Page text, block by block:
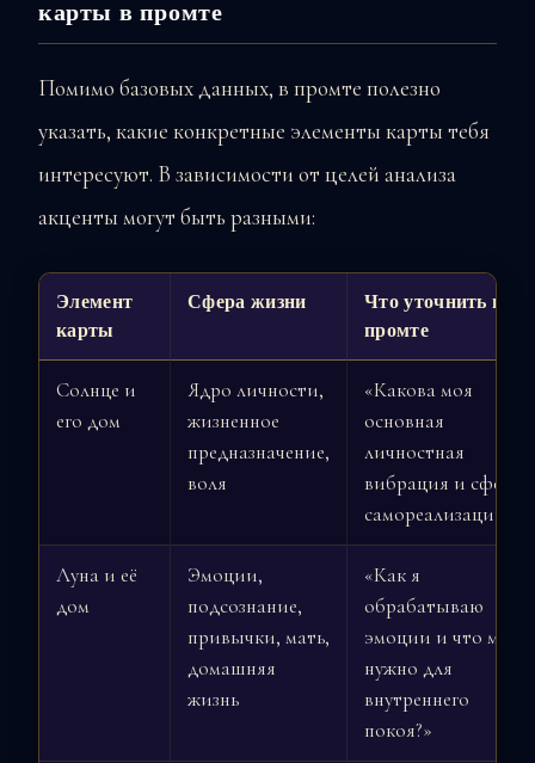
карты в промте
Помимо базовых данных, в промте полезно
указать, какие конкретные элементы карты тебя
интересуют. В зависимости от целей анализа
акценты могут быть разными:
Элемент
карты
Сфера жизни
Что уточнить в
промте
Солнце и
его дом
Ядро личности,
жизненное
предназначение,
воля
«Какова моя
основная
личностная
вибрация и сфера
самореализации?»
Луна и её
дом
Эмоции,
подсознание,
привычки, мать,
домашняя
жизнь
«Как я
обрабатываю
эмоции и что мне
нужно для
внутреннего
покоя?»